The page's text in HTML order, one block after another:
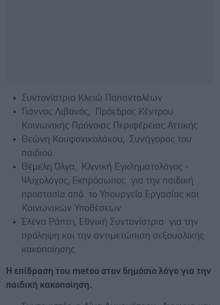
Συντονίστρια Κλειώ Παπαντολέων
Γιάννος Λιβανός, Πρόεδρος Κέντρου
Κοινωνικής Πρόνοιας Περιφέρειας Αττικής
Θεώνη Κουφονικολάκου, Συνήγορος του
παιδιού
Θέμελη Όλγα, Κλινική Εγκληματολόγος -
Ψυχολόγος, Εκπρόσωπος για την παιδική
προστασία από το Υπουργείο Εργασίας και
Κοινωνικών Υποθέσεων
Έλενα Ράπτη, Εθνική Συντονίστρια για την
πρόληψη και την αντιμετώπιση σεξουαλικής
κακοποίησης
Η επίδραση του metoo στον δημόσιο λόγο για την
παιδική κακοποίηση.